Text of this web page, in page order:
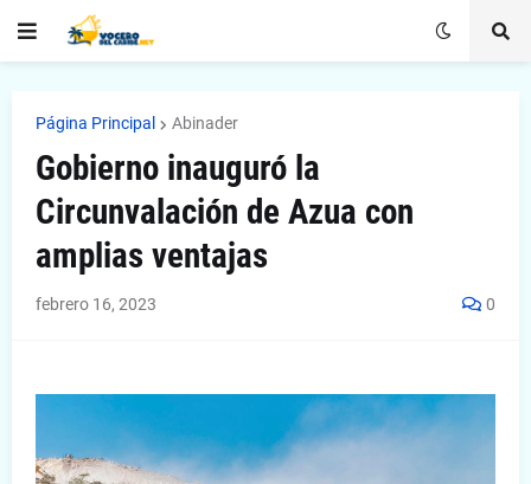
Página Principal Abinader
Gobierno inauguró la
Circunvalación de Azua con
amplias ventajas
febrero 16, 2023 0